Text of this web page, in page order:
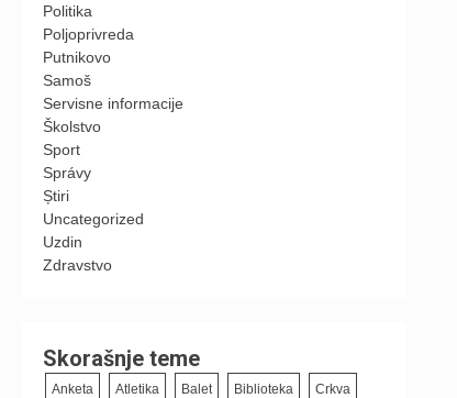
Politika
Poljoprivreda
Putnikovo
Samoš
Servisne informacije
Školstvo
Sport
Správy
Știri
Uncategorized
Uzdin
Zdravstvo
Skorašnje teme
Anketa Atletika Balet Biblioteka Crkva